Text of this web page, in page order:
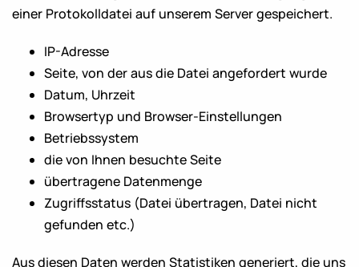
einer Protokolldatei auf unserem Server gespeichert.
IP-Adresse
Seite, von der aus die Datei angefordert wurde
Datum, Uhrzeit
Browsertyp und Browser-Einstellungen
Betriebssystem
die von Ihnen besuchte Seite
übertragene Datenmenge
Zugriffsstatus (Datei übertragen, Datei nicht
gefunden etc.)
Aus diesen Daten werden Statistiken generiert, die uns